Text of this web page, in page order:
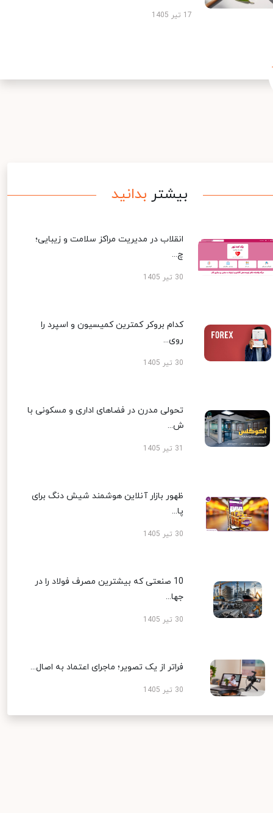
17 تیر 1405
بیشتر بدانید
انقلاب در مدیریت مراکز سلامت و زیبایی؛
چ...
30 تیر 1405
کدام بروکر کمترین کمیسیون و اسپرد را
روی...
30 تیر 1405
تحولی مدرن در فضاهای اداری و مسکونی با
ش...
ظهور بازار آنلاین هوشمند شیش دنگ برای
پا...
30 تیر 1405
10 صنعتی که بیشترین مصرف فولاد را در
جها...
30 تیر 1405
فراتر از یک تصویر؛ ماجرای اعتماد به اصال...
30 تیر 1405